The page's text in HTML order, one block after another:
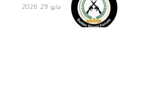
مايو 29, 2026